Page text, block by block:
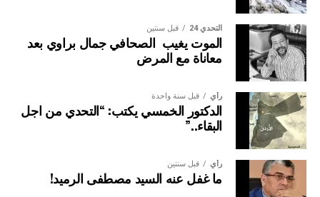
التحدي 24 قبل سنتين
الموت يغيب الصحافي جمال براوي بعد
معاناة مع المرض
رأي قبل سنة واحدة
الدكتور الخمسي يكتب: “التحدي من اجل
البقاء..”
رأي قبل سنتين
ما غفل عنه السيد مصطفى الرميد!